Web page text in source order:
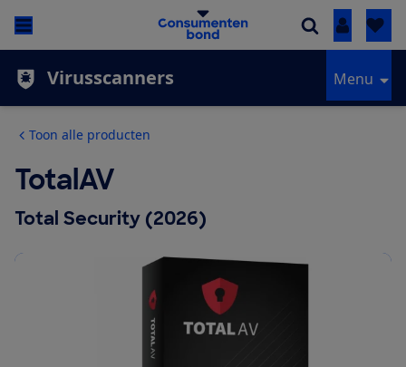
Inloggen
Virusscanners Menu
Toon alle producten
TotalAV
Total Security (2026)